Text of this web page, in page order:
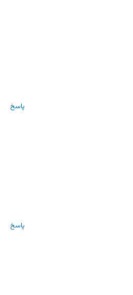
پاسخ
پاسخ